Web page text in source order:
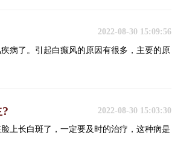
2022-08-30 15:09:56
病了。引起白癫风的原因有很多，主要的原
2022-08-30 15:03:30
上长白斑了，一定要及时的治疗，这种病是